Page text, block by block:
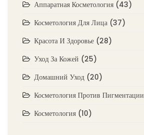
Аппаратная Косметология (43)
Косметология Для Лица (37)
Красота И Здоровье (28)
Уход За Кожей (25)
Домашний Уход (20)
Косметология Против Пигментации
Косметология (10)